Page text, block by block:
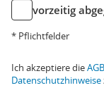
vorzeitig
* Pflichtfelder
Ich akzeptiere dieAGB
Datenschutzhinweise